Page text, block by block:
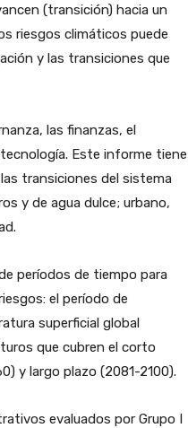
(transición) hacia un
riesgos climáticos puede
y las transiciones que
las finanzas, el
Este informe tiene
transiciones del sistema
y de agua dulce; urbano,
períodos de tiempo para
el período de
superficial global
que cubren el corto
y largo plazo (2081-2100).
evaluados por Grupo I